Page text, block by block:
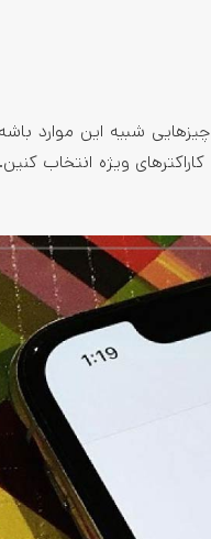
چیزهایی شبیه این موارد
ویژه انتخاب کنین.